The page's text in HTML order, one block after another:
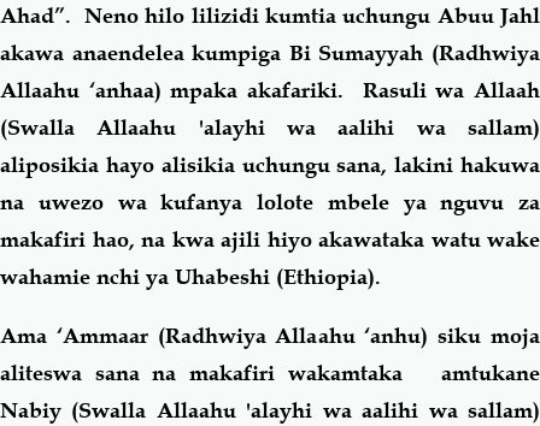
Ahad”. Neno hilo lilizidi kumtia uchungu Abuu Jahl
akawa anaendelea kumpiga Bi Sumayyah (Radhwiya
Allaahu ‘anhaa) mpaka akafariki. Rasuli wa Allaah
(Swalla Allaahu 'alayhi wa aalihi wa sallam)
aliposikia hayo alisikia uchungu sana, lakini hakuwa
na uwezo wa kufanya lolote mbele ya nguvu za
makafiri hao, na kwa ajili hiyo akawataka watu wake
wahamie nchi ya Uhabeshi (Ethiopia).
Ama ‘Ammaar (Radhwiya Allaahu ‘anhu) siku moja
aliteswa sana na makafiri wakamtaka amtukane
Nabiy (Swalla Allaahu 'alayhi wa aalihi wa sallam)